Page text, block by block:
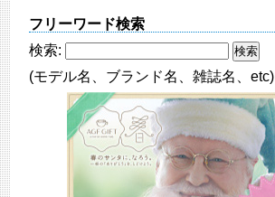
フリーワード検索
検索:
(モデル名、ブランド名、雑誌名、etc)